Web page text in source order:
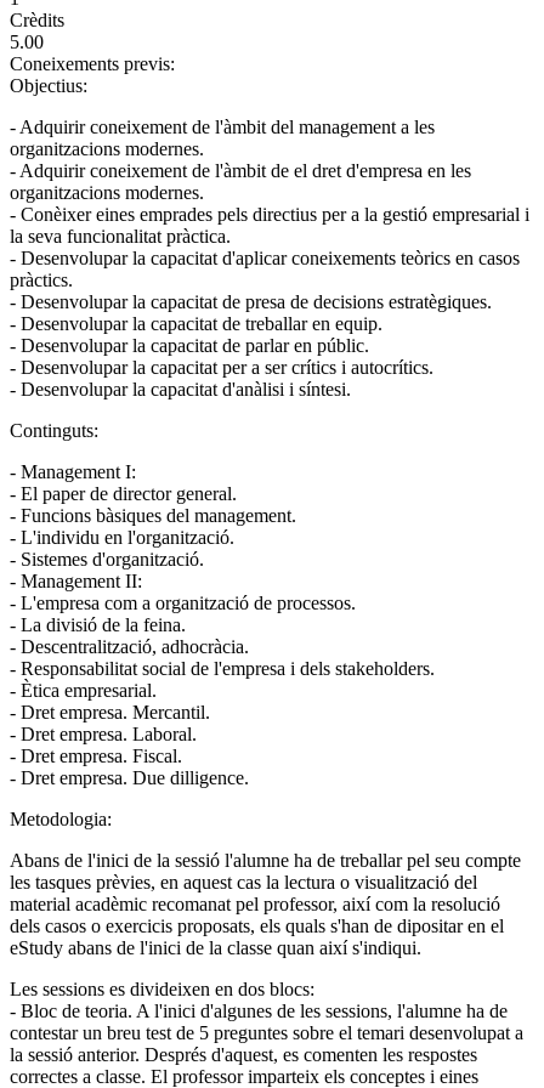
Crèdits
5.00
Coneixements previs:
Objectius:
- Adquirir coneixement de l'àmbit del management a les
organitzacions modernes.
- Adquirir coneixement de l'àmbit de el dret d'empresa en les
organitzacions modernes.
- Conèixer eines emprades pels directius per a la gestió empresarial i
la seva funcionalitat pràctica.
- Desenvolupar la capacitat d'aplicar coneixements teòrics en casos
pràctics.
- Desenvolupar la capacitat de presa de decisions estratègiques.
- Desenvolupar la capacitat de treballar en equip.
- Desenvolupar la capacitat de parlar en públic.
- Desenvolupar la capacitat per a ser crítics i autocrítics.
- Desenvolupar la capacitat d'anàlisi i síntesi.
Continguts:
- Management I:
- El paper de director general.
- Funcions bàsiques del management.
- L'individu en l'organització.
- Sistemes d'organització.
- Management II:
- L'empresa com a organització de processos.
- La divisió de la feina.
- Descentralització, adhocràcia.
- Responsabilitat social de l'empresa i dels stakeholders.
- Ètica empresarial.
- Dret empresa. Mercantil.
- Dret empresa. Laboral.
- Dret empresa. Fiscal.
- Dret empresa. Due dilligence.
Metodologia:
Abans de l'inici de la sessió l'alumne ha de treballar pel seu compte
les tasques prèvies, en aquest cas la lectura o visualització del
material acadèmic recomanat pel professor, així com la resolució
dels casos o exercicis proposats, els quals s'han de dipositar en el
eStudy abans de l'inici de la classe quan així s'indiqui.
Les sessions es divideixen en dos blocs:
- Bloc de teoria. A l'inici d'algunes de les sessions, l'alumne ha de
contestar un breu test de 5 preguntes sobre el temari desenvolupat a
la sessió anterior. Després d'aquest, es comenten les respostes
correctes a classe. El professor imparteix els conceptes i eines